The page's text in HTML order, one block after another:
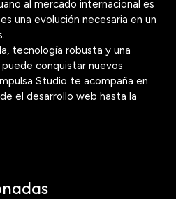
al mercado internacional es
una evolución necesaria en un
tecnología robusta y una
conquistar nuevos
Studio te acompaña en
el desarrollo web hasta la